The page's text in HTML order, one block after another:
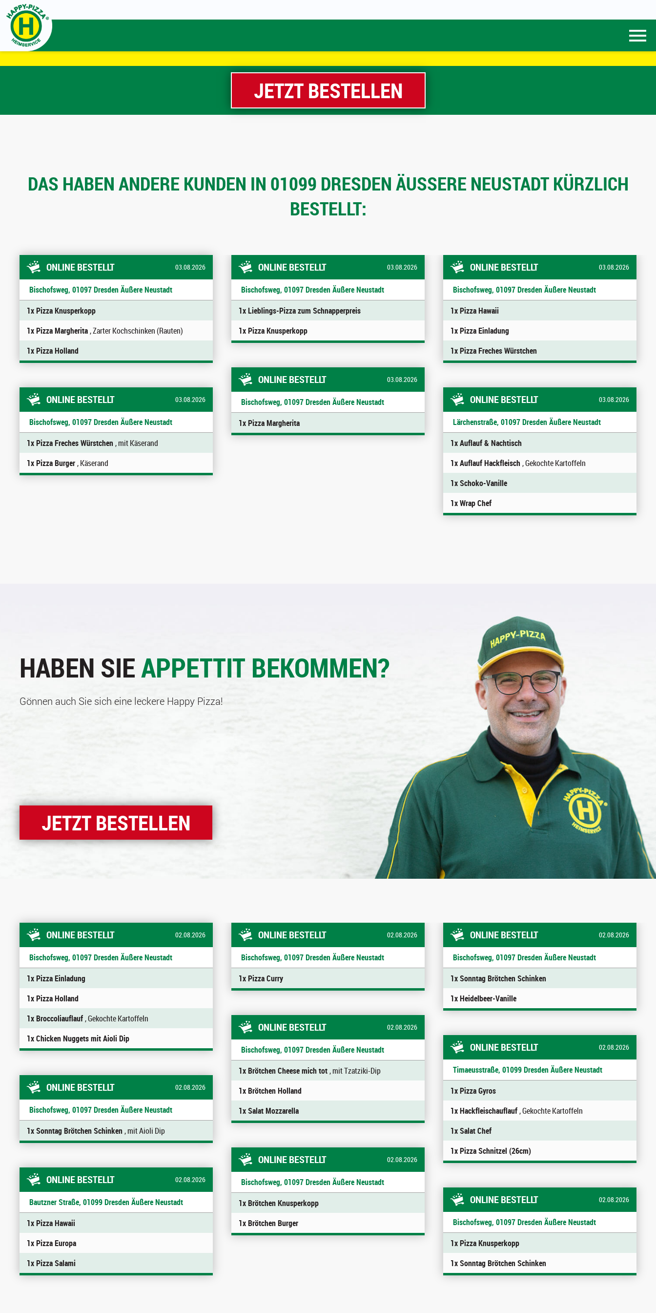
JETZT BESTELLEN
DAS HABEN ANDERE KUNDEN IN 01099 DRESDEN ÄUSSERE NEUSTADT KÜRZLICH B
ESTELLT:
ONLINE BESTELLT 03.08.2026
Bischofsweg, 01097 Dresden Äußere Neustadt
1x Pizza Knusperkopp
1x Pizza Margherita, Zarter Kochschinken (Rauten)
1x Pizza Holland
ONLINE BESTELLT 03.08.2026
Bischofsweg, 01097 Dresden Äußere Neustadt
1x Pizza Freches Würstchen, mit Käserand
1x Pizza Burger, Käserand
ONLINE BESTELLT 03.08.2026
Bischofsweg, 01097 Dresden Äußere Neustadt
1x Lieblings-Pizza zum Schnapperpreis
1x Pizza Knusperkopp
ONLINE BESTELLT 03.08.2026
Bischofsweg, 01097 Dresden Äußere Neustadt
1x Pizza Margherita
ONLINE BESTELLT 03.08.2026
Bischofsweg, 01097 Dresden Äußere Neustadt
1x Pizza Hawaii
1x Pizza Einladung
1x Pizza Freches Würstchen
ONLINE BESTELLT 03.08.2026
Lärchenstraße, 01097 Dresden Äußere Neustadt
1x Auflauf & Nachtisch
1x Auflauf Hackfleisch , Gekochte Kartoffeln
1x Schoko-Vanille
1x Wrap Chef
HABEN SIEAPPETTIT BEKOMMEN?
Gönnen auch Sie sich eine leckere Happy Pizza!
JETZT BESTELLEN
ONLINE BESTELLT 02.08.2026
Bischofsweg, 01097 Dresden Äußere Neustadt
1x Pizza Einladung
1x Pizza Holland
1x Broccoliauflauf, Gekochte Kartoffeln
1x Chicken Nuggets mit Aioli Dip
ONLINE BESTELLT 02.08.2026
Bischofsweg, 01097 Dresden Äußere Neustadt
1x Sonntag Brötchen Schinken, mit Aioli Dip
ONLINE BESTELLT 02.08.2026
Bautzner Straße, 01099 Dresden Äußere Neustadt
1x Pizza Hawaii
1x Pizza Europa
1x Pizza Salami
ONLINE BESTELLT 02.08.2026
Bischofsweg, 01097 Dresden Äußere Neustadt
1x Pizza Curry
ONLINE BESTELLT 02.08.2026
Bischofsweg, 01097 Dresden Äußere Neustadt
1x Brötchen Cheese mich tot, mit Tzatziki-Dip
1x Brötchen Holland
1x Salat Mozzarella
ONLINE BESTELLT 02.08.2026
Bischofsweg, 01097 Dresden Äußere Neustadt
1x Brötchen Knusperkopp
1x Brötchen Burger
ONLINE BESTELLT 02.08.2026
Bischofsweg, 01097 Dresden Äußere Neustadt
1x Sonntag Brötchen Schinken
1x Heidelbeer-Vanille
ONLINE BESTELLT 02.08.2026
Timaeusstraße, 01099 Dresden Äußere Neustadt
1x Pizza Gyros
1x Hackfleischauflauf, Gekochte Kartoffeln
1x Salat Chef
1x Pizza Schnitzel (26cm)
ONLINE BESTELLT 02.08.2026
Bischofsweg, 01097 Dresden Äußere Neustadt
1x Pizza Knusperkopp
1x Sonntag Brötchen Schinken